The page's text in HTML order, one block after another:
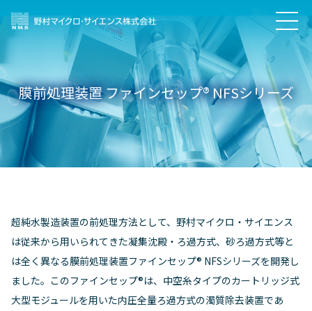
膜前処理装置 ファインセップ® NFSシリーズ
超純水製造装置の前処理方法として、野村マイクロ・サイエンス
は従来から用いられてきた凝集沈殿・ろ過方式、砂ろ過方式等と
は全く異なる膜前処理装置ファインセップ® NFSシリーズを開発し
ました。このファインセップ®は、中空糸タイプのカートリッジ式
大型モジュールを用いた内圧全量ろ過方式の濁質除去装置であ